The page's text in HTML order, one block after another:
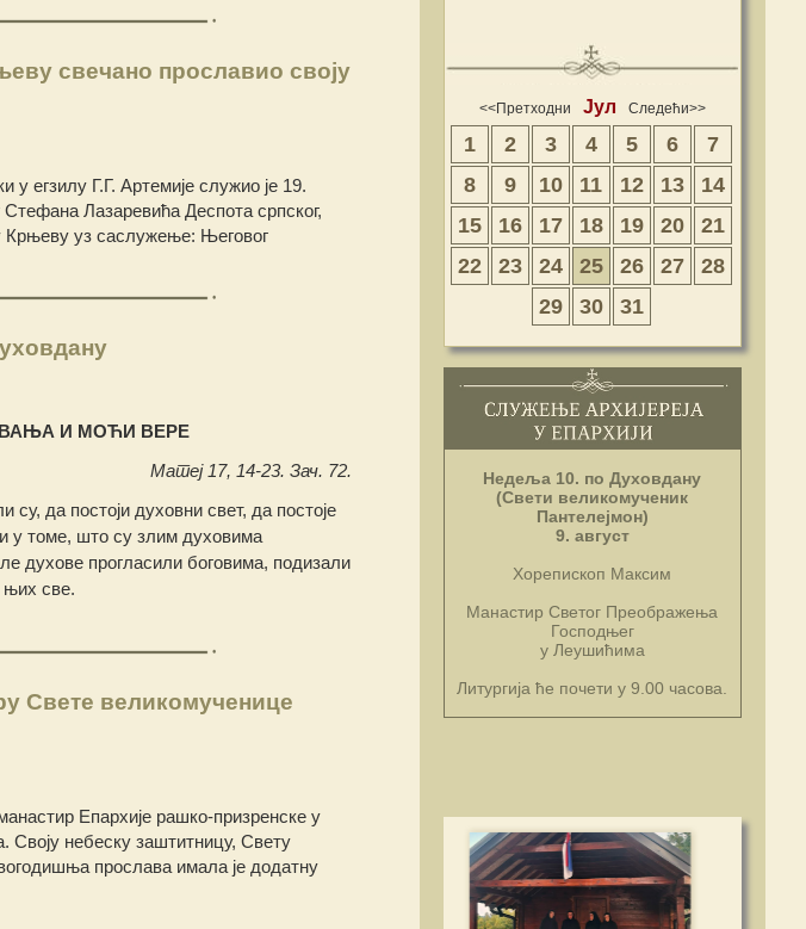
свечано прославио своју
егзилу Г.Г. Артемије служио је 19.
Лазаревића Деспота српског,
Крњеву уз саслужење: Његовог
И МОЋИ ВЕРЕ
Матеј 17, 14-23. Зач. 72.
да постоји духовни свет, да постоје
у томе, што су злим духовима
духове прогласили боговима, подизали
њих све.
Свете великомученице
Епархије рашко-призренске у
Своју небеску заштитницу, Свету
прослава имала је додатну
<<Претходни Јул Следећи>>
1 2 3 4 5 6
7
8
9 10 11 12 13
14
15
16 17 18 19 20
21
22
23 24 25 26 27
28
29
30 31
Недеља 10. по Духовдану
(Свети великомученик
Пантелејмон)
9. август
Хорепископ Максим
Манастир Светог Преображења
Господњег
у Леушићима
Литургија ће почети у 9.00 часова.